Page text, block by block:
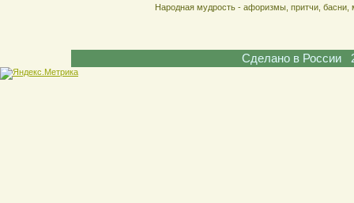
Народная мудрость - афоризмы, притчи,
Сделано в России